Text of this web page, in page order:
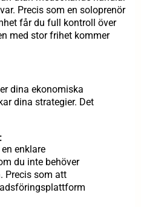
Precis som en soloprenör
får du full kontroll över
med stor frihet kommer
dina ekonomiska
dina strategier. Det
enklare
du inte behöver
Precis som att